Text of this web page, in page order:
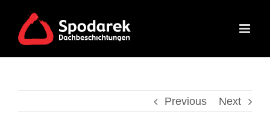
content
Previous Next